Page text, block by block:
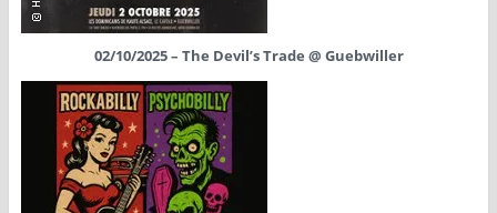
02/10/2025 – The Devil’s Trade @ Guebwiller